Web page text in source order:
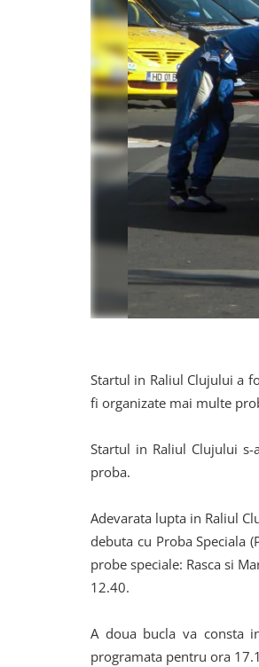
Startul in Raliul Clujului a
fi organizate mai multe
Startul in Raliul Clujului
proba.
Adevarata lupta in Raliul
debuta cu Proba Speciala
probe speciale: Rasca si
12.40.
A doua bucla va consta
programata pentru ora